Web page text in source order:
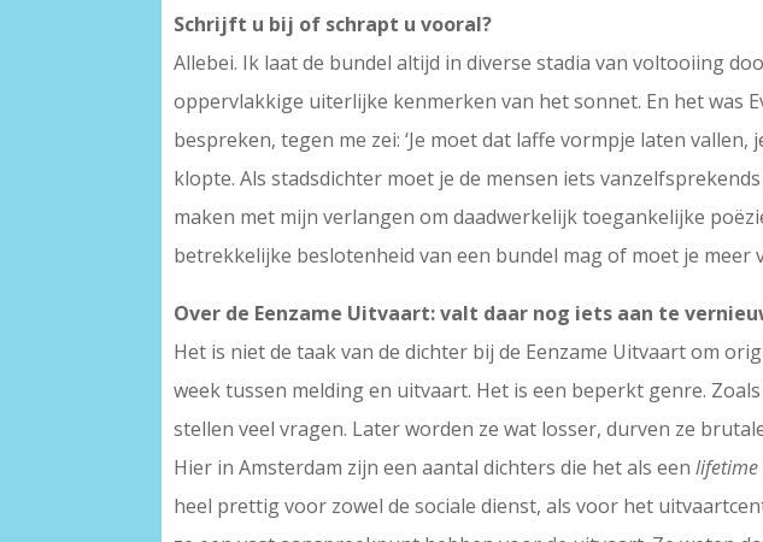
Schrijft u bij of schrapt u vooral?
Allebei. Ik laat de bundel altijd in diverse stadia van voltooiing
oppervlakkige uiterlijke kenmerken van het sonnet. En het was
bespreken, tegen me zei: ‘Je moet dat laffe vormpje laten
klopte. Als stadsdichter moet je de mensen iets
maken met mijn verlangen om daadwerkelijk toegankelijke
betrekkelijke beslotenheid van een bundel mag of moet je meer
Over de Eenzame Uitvaart: valt daar nog iets aan te
Het is niet de taak van de dichter bij de Eenzame Uitvaart om
week tussen melding en uitvaart. Het is een beperkt genre.
stellen veel vragen. Later worden ze wat losser, durven ze
Hier in Amsterdam zijn een aantal dichters die het als een
heel prettig voor zowel de sociale dienst, als voor het